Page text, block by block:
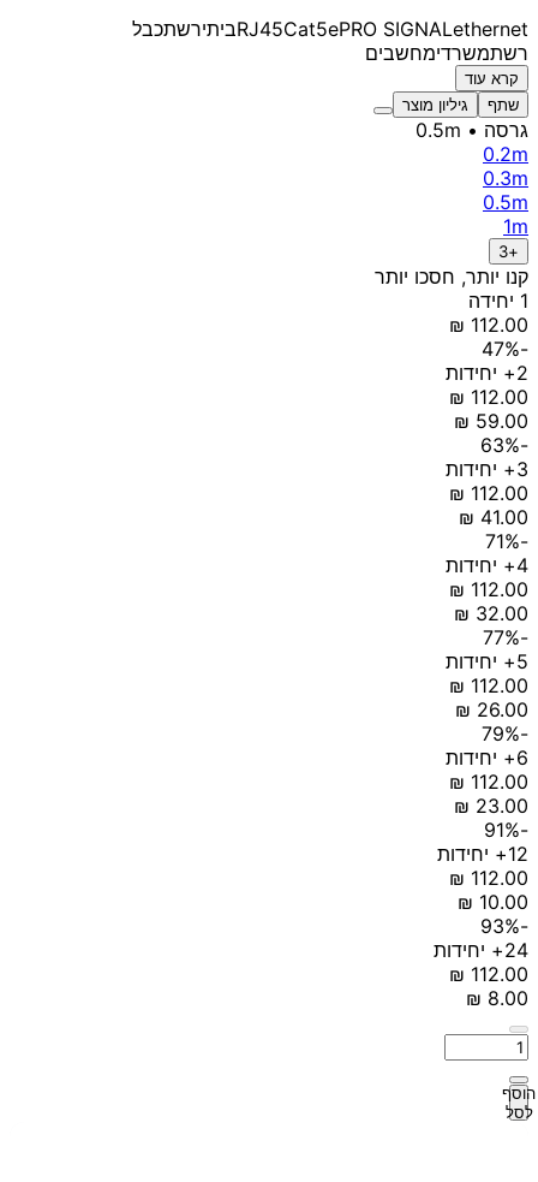
RJ45Cat5ePRO SIGNALethernet ביתירשתכבל
רשתמשרדימחשבים
קרא עוד
שתף
גיליון מוצר
גרסה • 0.5m
0.2m
0.3m
0.5m
1m
+3
קנו יותר, חסכו יותר
1 יחידה
-47%
2+ יחידות
-63%
3+ יחידות
-71%
4+ יחידות
-77%
5+ יחידות
-79%
6+ יחידות
-91%
12+ יחידות
-93%
24+ יחידות
הוסף
לסל